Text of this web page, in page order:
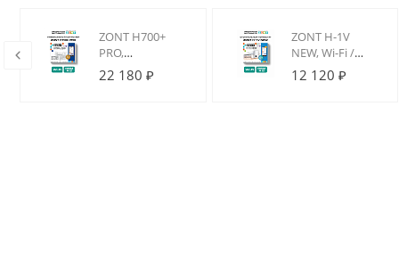
ZONT H700+
PRO,
Универсальный
GSM / Wi-Fi
22 180 ₽
ZONT H-1V
NEW, Wi-Fi /
GSM термостат
для котлов на
12 120 ₽